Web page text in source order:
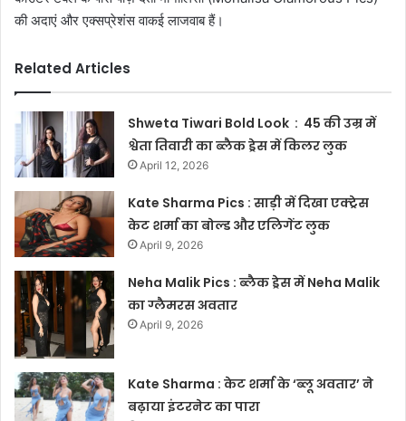
की अदाएं और एक्सप्रेशंस वाकई लाजवाब हैं।
Related Articles
Shweta Tiwari Bold Look : 45 की उम्र में
श्वेता तिवारी का ब्लैक ड्रेस में किलर लुक
April 12, 2026
Kate Sharma Pics : साड़ी में दिखा एक्ट्रेस
केट शर्मा का बोल्ड और एलिगेंट लुक
April 9, 2026
Neha Malik Pics : ब्लैक ड्रेस में Neha Malik
का ग्लैमरस अवतार
April 9, 2026
Kate Sharma : केट शर्मा के ‘ब्लू अवतार’ ने
बढ़ाया इंटरनेट का पारा